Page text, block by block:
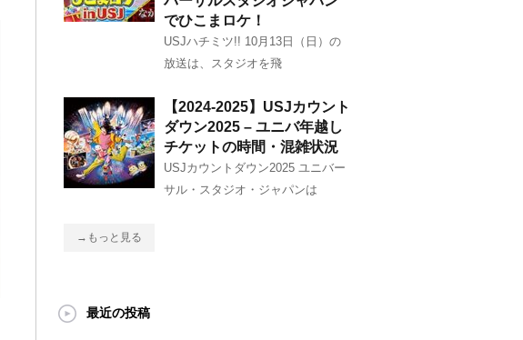
でひこまロケ！
USJハチミツ!! 10月13日（日）の
放送は、スタジオを飛
【2024-2025】USJカウント
ダウン2025 – ユニバ年越し
チケットの時間・混雑状況
USJカウントダウン2025 ユニバー
サル・スタジオ・ジャパンは
→もっと見る
最近の投稿